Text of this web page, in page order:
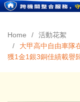
Home
活動花絮
大甲高中自由車隊
獲1金1銀3銅佳績載譽